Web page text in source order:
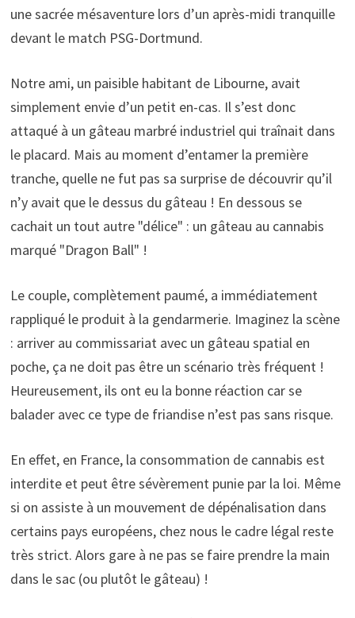
une sacrée mésaventure lors d’un après-midi tranquille
devant le match PSG-Dortmund.
Notre ami, un paisible habitant de Libourne, avait
simplement envie d’un petit en-cas. Il s’est donc
attaqué à un gâteau marbré industriel qui traînait dans
le placard. Mais au moment d’entamer la première
tranche, quelle ne fut pas sa surprise de découvrir qu’il
n’y avait que le dessus du gâteau ! En dessous se
cachait un tout autre "délice" : un gâteau au cannabis
marqué "Dragon Ball" !
Le couple, complètement paumé, a immédiatement
rappliqué le produit à la gendarmerie. Imaginez la scène
: arriver au commissariat avec un gâteau spatial en
poche, ça ne doit pas être un scénario très fréquent !
Heureusement, ils ont eu la bonne réaction car se
balader avec ce type de friandise n’est pas sans risque.
En effet, en France, la consommation de cannabis est
interdite et peut être sévèrement punie par la loi. Même
si on assiste à un mouvement de dépénalisation dans
certains pays européens, chez nous le cadre légal reste
très strict. Alors gare à ne pas se faire prendre la main
dans le sac (ou plutôt le gâteau) !